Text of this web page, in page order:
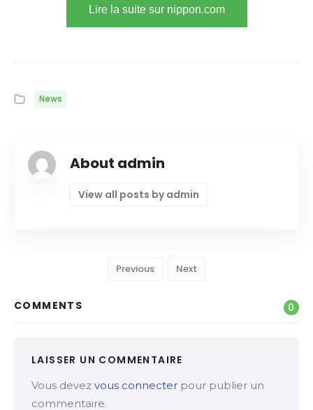
Lire la suite sur nippon.com
News
About admin
View all posts by admin
Previous Next
COMMENTS 0
LAISSER UN COMMENTAIRE
Vous devez vous connecter pour publier un
commentaire.